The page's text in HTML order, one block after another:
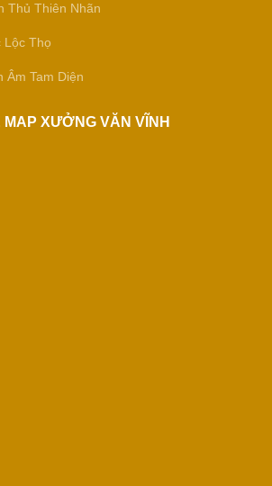
Thủ Thiên Nhãn
Lộc Thọ
Âm Tam Diện
XƯỞNG VĂN VĨNH